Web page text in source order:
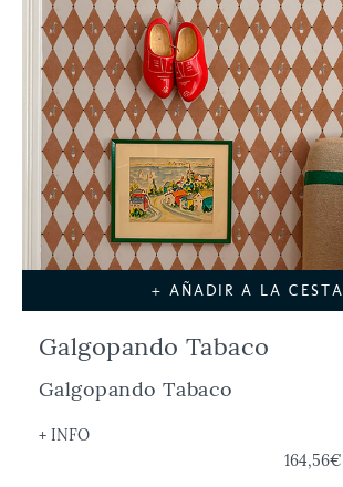
+ AÑADIR A LA CESTA
Galgopando Tabaco
Galgopando Tabaco
+ INFO
164,56€